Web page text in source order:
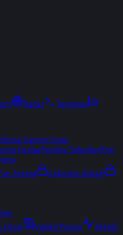
Radar
Terminal
Borsa Yatırım Fonu
FonlarPortföy ŞirketleriFon
Arama
Çakışma Analizi
Döviz Vadeli Piyasa
Teknik